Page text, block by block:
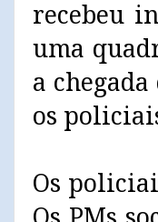
recebeu
uma
a
os
Os